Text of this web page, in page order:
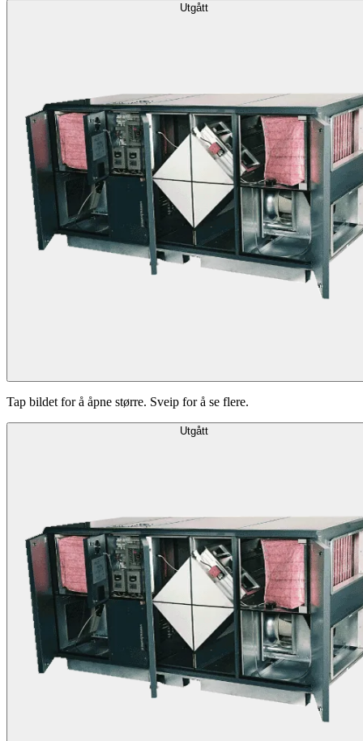
Utgått
Tap bildet for å åpne større. Sveip for å se flere.
Utgått